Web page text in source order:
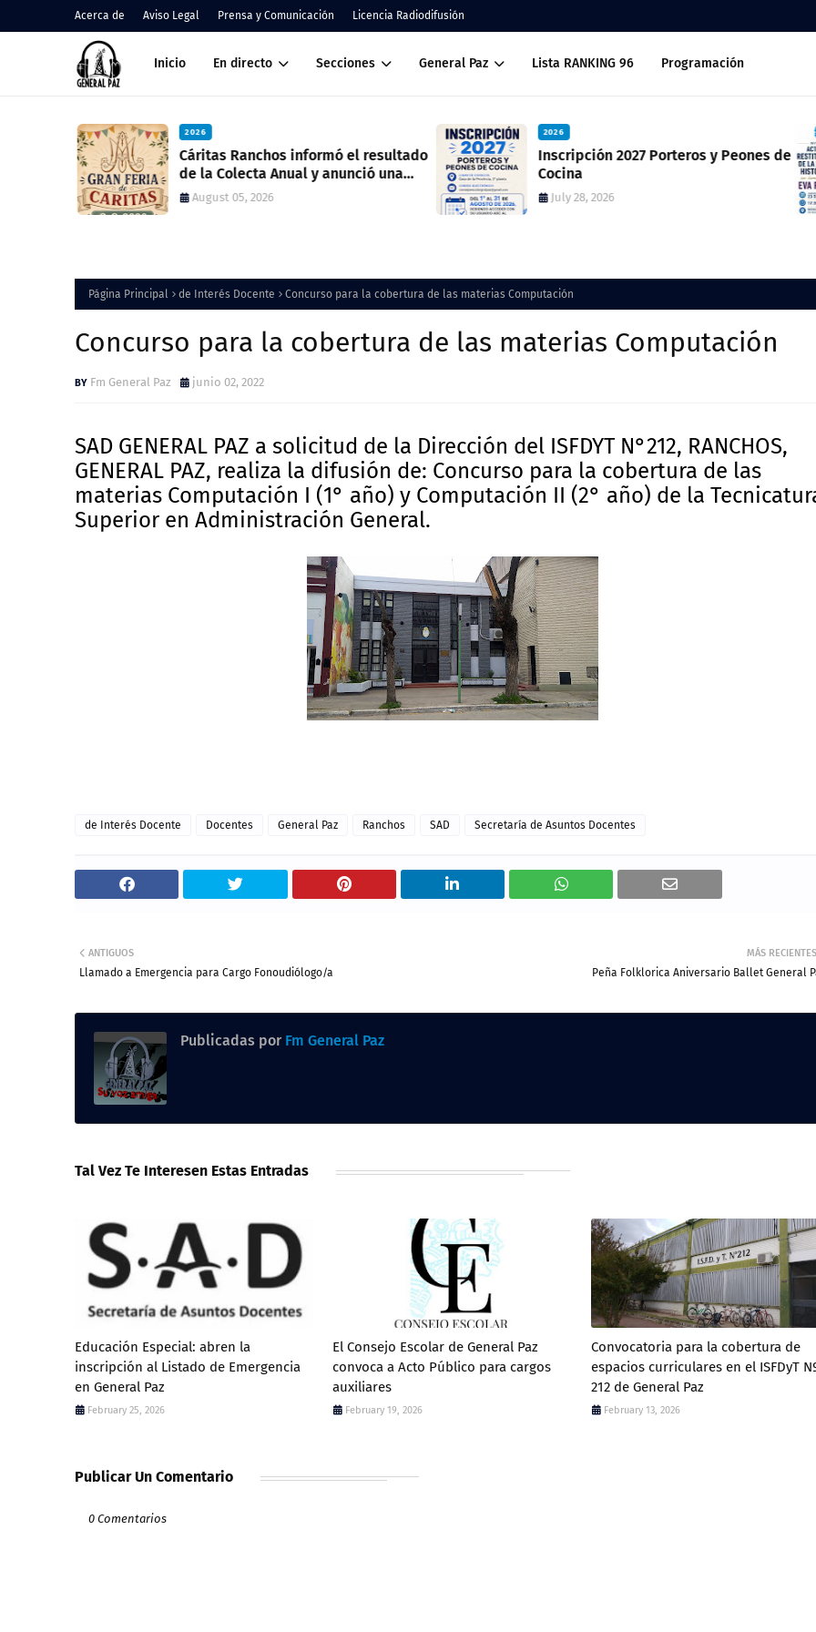
Acerca de Aviso Legal Prensa y Comunicación Licencia Radiodifusión
Inicio En directo Secciones General Paz Lista RANKING 96 Programación
2026
Cáritas Ranchos informó el resultado
de la Colecta Anual y anunció una
nueva feria solidaria
August 05, 2026
2026
Inscripción 2027 Porteros y Peones de
Cocina
July 28, 2026
Página Principal de Interés Docente Concurso para la cobertura de las materias Computación
Concurso para la cobertura de las materias Computación
Fm General Paz junio 02, 2022
SAD GENERAL PAZ a solicitud de la Dirección del ISFDYT N°212, RANCHOS,
GENERAL PAZ, realiza la difusión de: Concurso para la cobertura de las
materias Computación I (1° año) y Computación II (2° año) de la
Superior en Administración General.
de Interés Docente Docentes General Paz Ranchos SAD Secretaría de Asuntos Docentes
MÁS RECIENTES
Peña Folklorica Aniversario Ballet General
ANTIGUOS
Llamado a Emergencia para Cargo Fonoudiólogo/a
Publicadas por Fm General Paz
Tal Vez Te Interesen Estas Entradas
Educación Especial: abren la
inscripción al Listado de Emergencia
en General Paz
February 25, 2026
El Consejo Escolar de General Paz
convoca a Acto Público para cargos
auxiliares
February 19, 2026
Convocatoria para la cobertura de
espacios curriculares en el ISFDyT
212 de General Paz
February 13, 2026
Publicar Un Comentario
0 Comentarios